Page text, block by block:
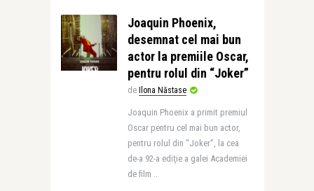
Joaquin Phoenix,
desemnat cel mai bun
actor la premiile Oscar,
pentru rolul din “Joker”
de Ilona Năstase
Joaquin Phoenix a primit premiul
Oscar pentru cel mai bun actor,
pentru rolul din “Joker”, la cea
de-a 92-a ediţie a galei Academiei
de film ..